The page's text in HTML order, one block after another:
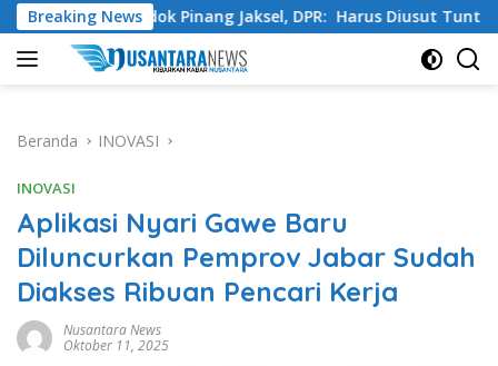
Langsung
ke
konten
Breaking News
Pondok Pinang Jaksel, DPR: Harus Diusut Tuntas
Beranda INOVASI
INOVASI
Aplikasi Nyari Gawe Baru
Diluncurkan Pemprov Jabar Sudah
Diakses Ribuan Pencari Kerja
Nusantara News
Oktober 11, 2025